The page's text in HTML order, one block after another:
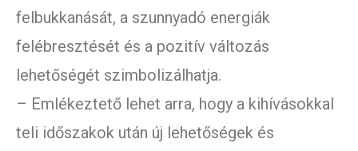
felbukkanását, a szunnyadó energiák
felébresztését és a pozitív változás
lehetőségét szimbolizálhatja.
– Emlékeztető lehet arra, hogy a kihívásokkal
teli időszakok után új lehetőségek és